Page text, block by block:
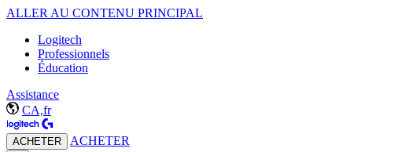
ALLER AU CONTENU PRINCIPAL
Logitech
Professionnels
Éducation
Assistance
CA,fr
ACHETER ACHETER